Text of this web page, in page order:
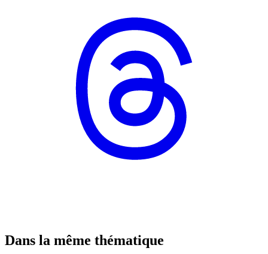
Dans la même thématique